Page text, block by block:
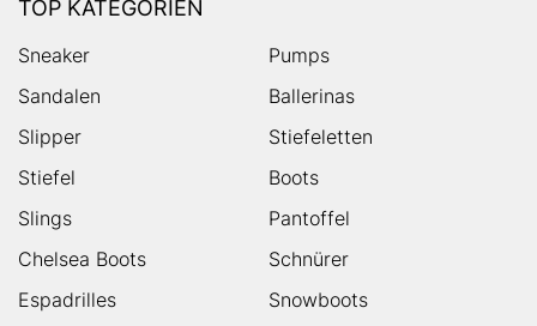
TOP KATEGORIEN
Sneaker
Pumps
Sandalen
Ballerinas
Slipper
Stiefeletten
Stiefel
Boots
Slings
Pantoffel
Chelsea Boots
Schnürer
Espadrilles
Snowboots